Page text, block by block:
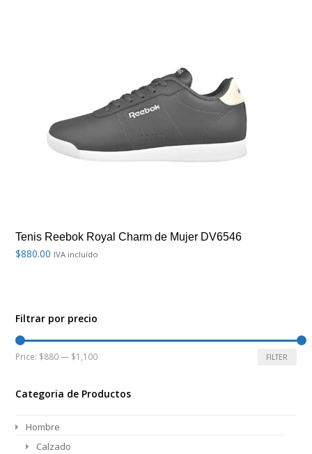
Tenis Reebok Royal Charm de Mujer DV6546
$880.00 IVA incluído
Filtrar por precio
Min
Max
FILTER
Price: $880— $1,100
Categoria de Productos
Hombre
Calzado